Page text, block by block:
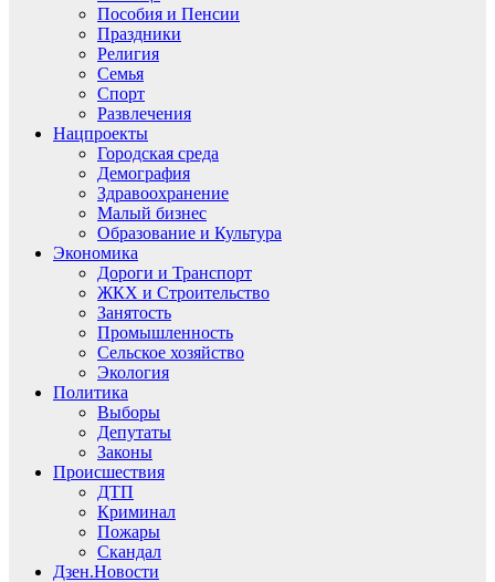
Пособия и Пенсии
Праздники
Религия
Семья
Спорт
Развлечения
Нацпроекты
Городская среда
Демография
Здравоохранение
Малый бизнес
Образование и Культура
Экономика
Дороги и Транспорт
ЖКХ и Строительство
Занятость
Промышленность
Сельское хозяйство
Экология
Политика
Выборы
Депутаты
Законы
Происшествия
ДТП
Криминал
Пожары
Скандал
Дзен.Новости